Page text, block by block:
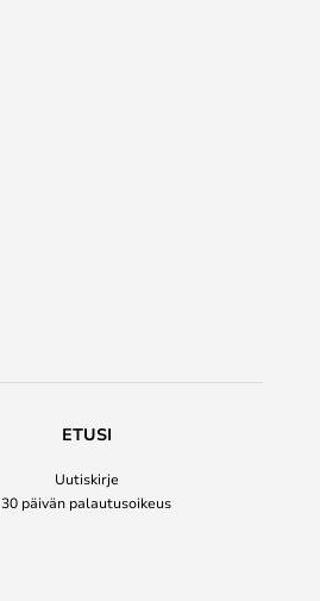
ETUSI
Uutiskirje
30 päivän palautusoikeus